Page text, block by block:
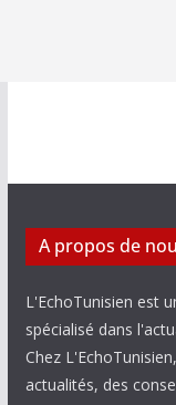
A propos de
L'EchoTunisien est
spécialisé dans
Chez
actualités, des